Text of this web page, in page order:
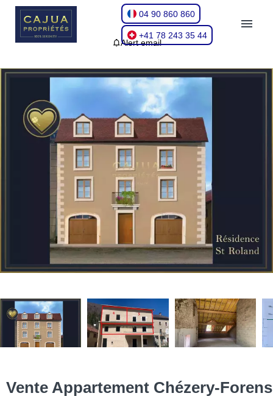
04 90 860 860
+41 78 243 35 44
Alert email
Vente Appartement Chézery-Forens